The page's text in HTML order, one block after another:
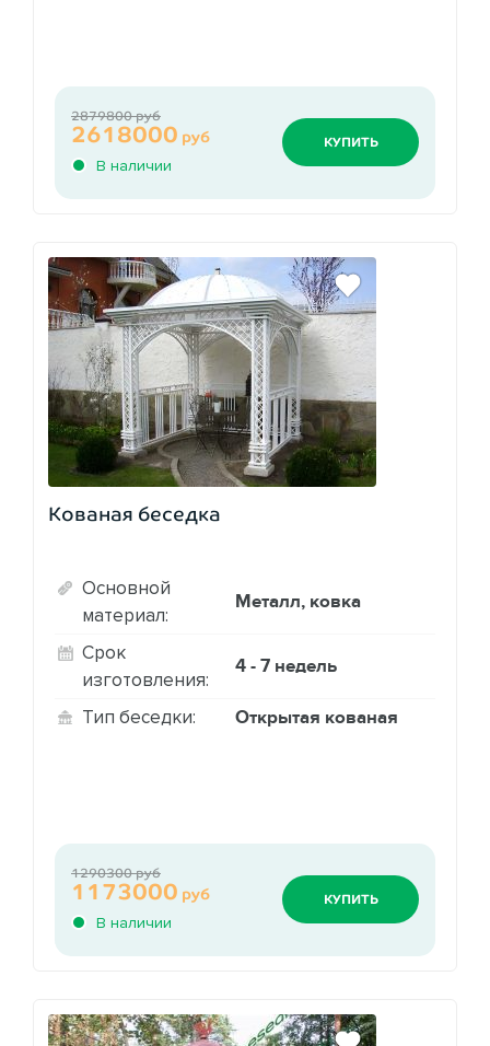
В наличии
2618000 руб
2879800 руб
КУПИТЬ
Кованая беседка
Основной
материал:
Металл, ковка
Срок
изготовления:
4 - 7 недель
Тип беседки: Открытая кованая
В наличии
1173000 руб
1290300 руб
КУПИТЬ